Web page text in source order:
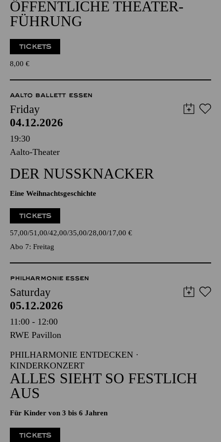
ÖFFENTLICHE THEATER­
FÜHRUNG
TICKETS
8,00 €
AALTO BALLETT ESSEN
Friday
04.12.2026
19:30
Aalto-Theater
DER NUSSKNACKER
Eine Weihnachtsgeschichte
TICKETS
57,00 51,00 42,00 35,00 28,00 17,00 €
Abo 7: Freitag
PHILHARMONIE ESSEN
Saturday
05.12.2026
11:00 - 12:00
RWE Pavillon
PHILHARMONIE ENTDECKEN ·
KINDERKONZERT
ALLES SIEHT SO FESTLICH
AUS
Für Kinder von 3 bis 6 Jahren
TICKETS